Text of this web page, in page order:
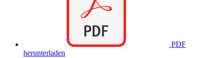
PDF
herunterladen